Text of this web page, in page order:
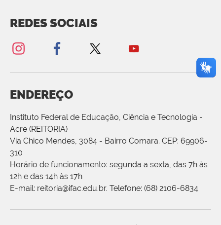
REDES SOCIAIS
ENDEREÇO
Instituto Federal de Educação, Ciência e Tecnologia -
Acre (REITORIA)
Via Chico Mendes, 3084 - Bairro Comara. CEP: 69906-
310
Horário de funcionamento: segunda a sexta, das 7h às
12h e das 14h às 17h
E-mail: reitoria@ifac.edu.br. Telefone: (68) 2106-6834